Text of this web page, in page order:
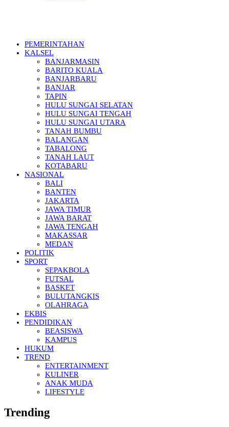
PEMERINTAHAN
KALSEL
BANJARMASIN
BARITO KUALA
BANJARBARU
BANJAR
TAPIN
HULU SUNGAI SELATAN
HULU SUNGAI TENGAH
HULU SUNGAI UTARA
TANAH BUMBU
BALANGAN
TABALONG
TANAH LAUT
KOTABARU
NASIONAL
BALI
BANTEN
JAKARTA
JAWA TIMUR
JAWA BARAT
JAWA TENGAH
MAKASSAR
MEDAN
POLITIK
SPORT
SEPAKBOLA
FUTSAL
BASKET
BULUTANGKIS
OLAHRAGA
EKBIS
PENDIDIKAN
BEASISWA
KAMPUS
HUKUM
TREND
ENTERTAINMENT
KULINER
ANAK MUDA
LIFESTYLE
Trending